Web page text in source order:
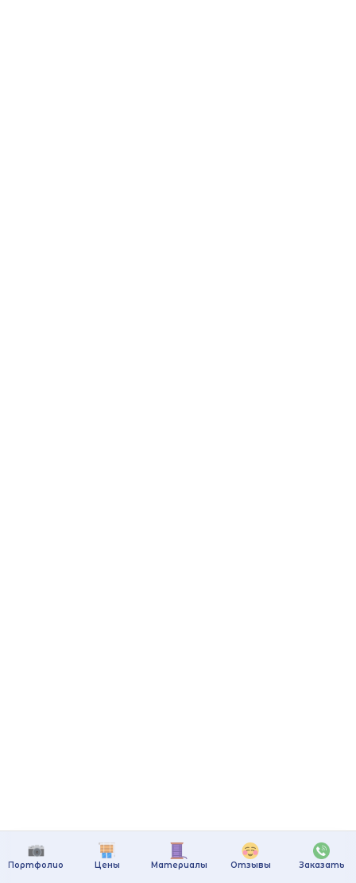
Портфолио Цены Материалы Отзывы Заказать